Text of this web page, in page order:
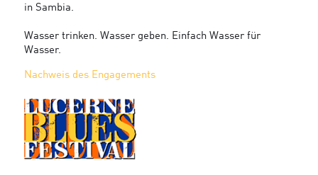
in Sambia.
Wasser trinken. Wasser geben. Einfach Wasser für
Wasser.
Nachweis des Engagements